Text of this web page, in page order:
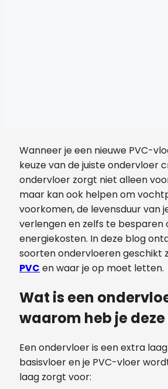
Wanneer je een nieuwe PVC-
keuze van de juiste ondervloer
ondervloer zorgt niet alleen
maar kan ook helpen om
voorkomen, de levensduur van
verlengen en zelfs te besparen
energiekosten. In deze blog
soorten ondervloeren geschikt
PVC en waar je op moet letten.
Wat is een
waarom heb je
Een ondervloer is een extra
basisvloer en je PVC-vloer
laag zorgt voor: